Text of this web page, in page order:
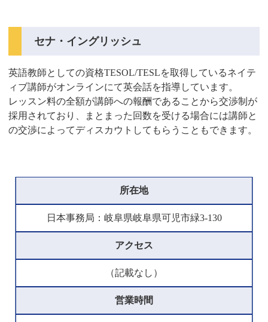
セナ・イングリッシュ
英語教師としての資格TESOL/TESLを取得しているネイテ
ィブ講師がオンラインにて英会話を指導しています。
レッスン料の全額が講師への報酬であることから交渉制が
採用されており、まとまった回数を受ける場合には講師と
の交渉によってディスカウトしてもらうこともできます。
所在地
日本事務局：岐阜県岐阜県可児市緑3-130
アクセス
（記載なし）
営業時間